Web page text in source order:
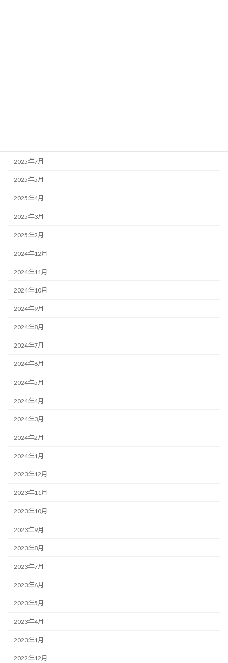
2025年7月
2025年5月
2025年4月
2025年3月
2025年2月
2024年12月
2024年11月
2024年10月
2024年9月
2024年8月
2024年7月
2024年6月
2024年5月
2024年4月
2024年3月
2024年2月
2024年1月
2023年12月
2023年11月
2023年10月
2023年9月
2023年8月
2023年7月
2023年6月
2023年5月
2023年4月
2023年1月
2022年12月